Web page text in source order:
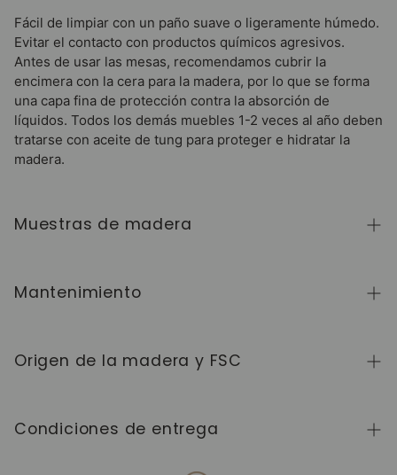
Fácil de limpiar con un paño suave o ligeramente húmedo.
Evitar el contacto con productos químicos agresivos.
Antes de usar las mesas, recomendamos cubrir la
encimera con la cera para la madera, por lo que se forma
una capa fina de protección contra la absorción de
líquidos. Todos los demás muebles 1-2 veces al año deben
tratarse con aceite de tung para proteger e hidratar la
madera.
Muestras de madera
colección NordicStory, haga clic
Mantenimiento
apreciado por su carácter auténtico y su belleza que
evoluciona con el tiempo. Para conservarla en perfecto
productos abrasivos o químicos agresivos. Limpie
Origen de la madera y FSC
estándares de calidad y control en cada etapa del
Condiciones de entrega